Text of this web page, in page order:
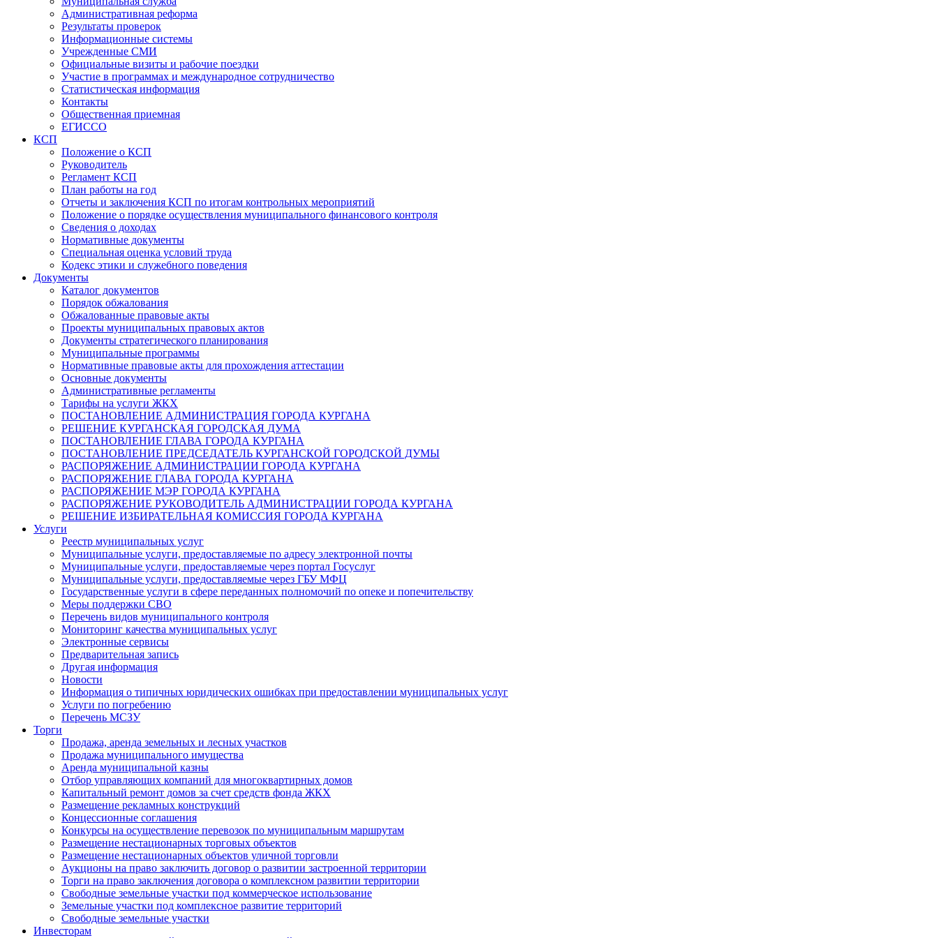
Административная реформа
Результаты проверок
Информационные системы
Учрежденные СМИ
Официальные визиты и рабочие поездки
Участие в программах и международное сотрудничество
Статистическая информация
Контакты
Общественная приемная
ЕГИССО
КСП
Положение о КСП
Руководитель
Регламент КСП
План работы на год
Отчеты и заключения КСП по итогам контрольных мероприятий
Положение о порядке осуществления муниципального финансового контроля
Сведения о доходах
Нормативные документы
Специальная оценка условий труда
Кодекс этики и служебного поведения
Документы
Каталог документов
Порядок обжалования
Обжалованные правовые акты
Проекты муниципальных правовых актов
Документы стратегического планирования
Муниципальные программы
Нормативные правовые акты для прохождения аттестации
Основные документы
Административные регламенты
Тарифы на услуги ЖКХ
ПОСТАНОВЛЕНИЕ АДМИНИСТРАЦИЯ ГОРОДА КУРГАНА
РЕШЕНИЕ КУРГАНСКАЯ ГОРОДСКАЯ ДУМА
ПОСТАНОВЛЕНИЕ ГЛАВА ГОРОДА КУРГАНА
ПОСТАНОВЛЕНИЕ ПРЕДСЕДАТЕЛЬ КУРГАНСКОЙ ГОРОДСКОЙ ДУМЫ
РАСПОРЯЖЕНИЕ АДМИНИСТРАЦИИ ГОРОДА КУРГАНА
РАСПОРЯЖЕНИЕ ГЛАВА ГОРОДА КУРГАНА
РАСПОРЯЖЕНИЕ МЭР ГОРОДА КУРГАНА
РАСПОРЯЖЕНИЕ РУКОВОДИТЕЛЬ АДМИНИСТРАЦИИ ГОРОДА КУРГАНА
РЕШЕНИЕ ИЗБИРАТЕЛЬНАЯ КОМИССИЯ ГОРОДА КУРГАНА
Услуги
Реестр муниципальных услуг
Муниципальные услуги, предоставляемые по адресу электронной почты
Муниципальные услуги, предоставляемые через портал Госуслуг
Муниципальные услуги, предоставляемые через ГБУ МФЦ
Государственные услуги в сфере переданных полномочий по опеке и попечительству
Меры поддержки СВО
Перечень видов муниципального контроля
Мониторинг качества муниципальных услуг
Электронные сервисы
Предварительная запись
Другая информация
Новости
Информация о типичных юридических ошибках при предоставлении муниципальных услуг
Услуги по погребению
Перечень МСЗУ
Торги
Продажа, аренда земельных и лесных участков
Продажа муниципального имущества
Аренда муниципальной казны
Отбор управляющих компаний для многоквартирных домов
Капитальный ремонт домов за счет средств фонда ЖКХ
Размещение рекламных конструкций
Концессионные соглашения
Конкурсы на осуществление перевозок по муниципальным маршрутам
Размещение нестационарных торговых объектов
Размещение нестационарных объектов уличной торговли
Аукционы на право заключить договор о развитии застроенной территории
Торги на право заключения договора о комплексном развитии территории
Свободные земельные участки под коммерческое использование
Земельные участки под комплексное развитие территорий
Свободные земельные участки
Инвесторам